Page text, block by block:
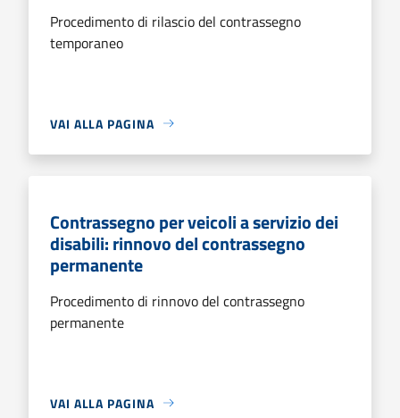
Procedimento di rilascio del contrassegno
temporaneo
VAI ALLA PAGINA
Contrassegno per veicoli a servizio dei
disabili: rinnovo del contrassegno
permanente
Procedimento di rinnovo del contrassegno
permanente
VAI ALLA PAGINA